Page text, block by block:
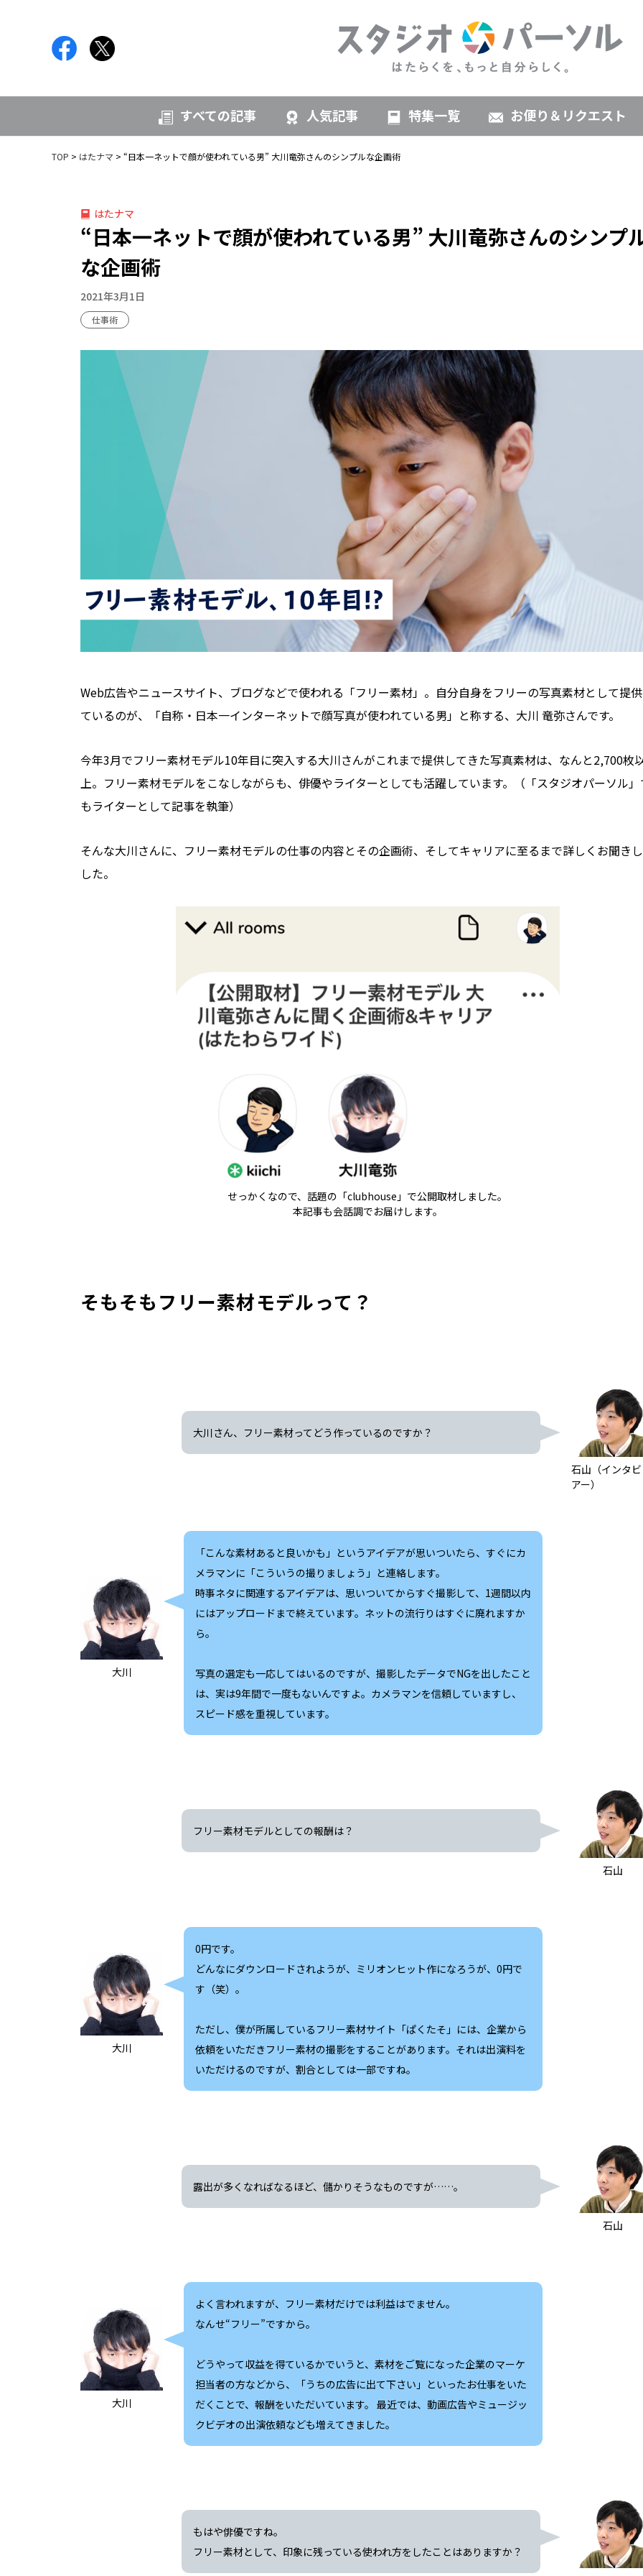
すべての記事 人気記事 特集一覧 お便り＆リクエスト
TOP はたナマ “日本一ネットで顔が使われている男” 大川竜弥さんのシンプルな企画術
はたナマ
“日本一ネットで顔が使われている男” 大川竜弥さんのシンプ
な企画術
2021年3月1日
仕事術
Web広告やニュースサイト、ブログなどで使われる「フリー素材」。自分自身をフリーの写真素材として提
ているのが、「自称・日本一インターネットで顔写真が使われている男」と称する、大川 竜弥さんです。
今年3月でフリー素材モデル10年目に突入する大川さんがこれまで提供してきた写真素材は、なんと2,700枚
上。フリー素材モデルをこなしながらも、俳優やライターとしても活躍しています。（「スタジオパーソル
もライターとして記事を執筆）
そんな大川さんに、フリー素材モデルの仕事の内容とその企画術、そしてキャリアに至るまで詳しくお聞き
した。
せっかくなので、話題の「clubhouse」で公開取材しました。
本記事も会話調でお届けします。
そもそもフリー素材モデルって？
大川さん、フリー素材ってどう作っているのですか？
石山（インタ
アー）
大川
「こんな素材あると良いかも」というアイデアが思いついたら、すぐにカ
メラマンに「こういうの撮りましょう」と連絡します。
時事ネタに関連するアイデアは、思いついてからすぐ撮影して、1週間以内
にはアップロードまで終えています。ネットの流行りはすぐに廃れますか
ら。
写真の選定も一応してはいるのですが、撮影したデータでNGを出したこと
は、実は9年間で一度もないんですよ。カメラマンを信頼していますし、
スピード感を重視しています。
フリー素材モデルとしての報酬は？
石山
大川
0円です。
どんなにダウンロードされようが、ミリオンヒット作になろうが、0円で
す（笑）。
ただし、僕が所属しているフリー素材サイト「ぱくたそ」には、企業から
依頼をいただきフリー素材の撮影をすることがあります。それは出演料を
いただけるのですが、割合としては一部ですね。
露出が多くなればなるほど、儲かりそうなものですが……。
石山
大川
よく言われますが、フリー素材だけでは利益はでません。
なんせ“フリー”ですから。
どうやって収益を得ているかでいうと、素材をご覧になった企業のマーケ
担当者の方などから、「うちの広告に出て下さい」といったお仕事をいた
だくことで、報酬をいただいています。 最近では、動画広告やミュージッ
クビデオの出演依頼なども増えてきました。
もはや俳優ですね。
フリー素材として、印象に残っている使われ方をしたことはありますか？